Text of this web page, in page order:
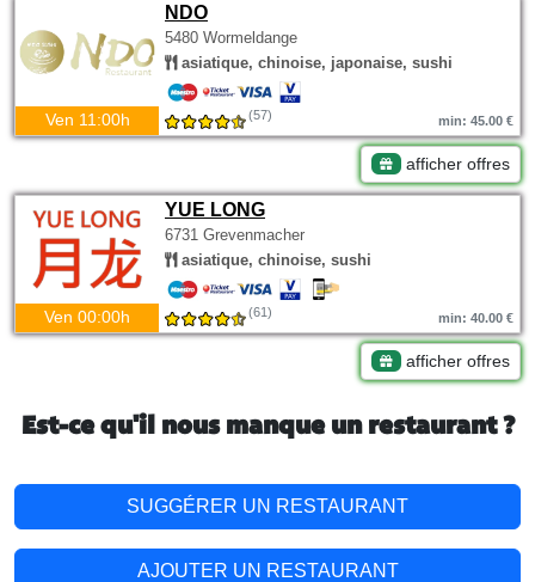
NDO
5480 Wormeldange
asiatique, chinoise, japonaise, sushi
Ven 11:00h (57) min: 45.00 €
afficher offres
YUE LONG
6731 Grevenmacher
asiatique, chinoise, sushi
Ven 00:00h (61) min: 40.00 €
afficher offres
Est-ce qu'il nous manque un restaurant ?
SUGGÉRER UN RESTAURANT
AJOUTER UN RESTAURANT